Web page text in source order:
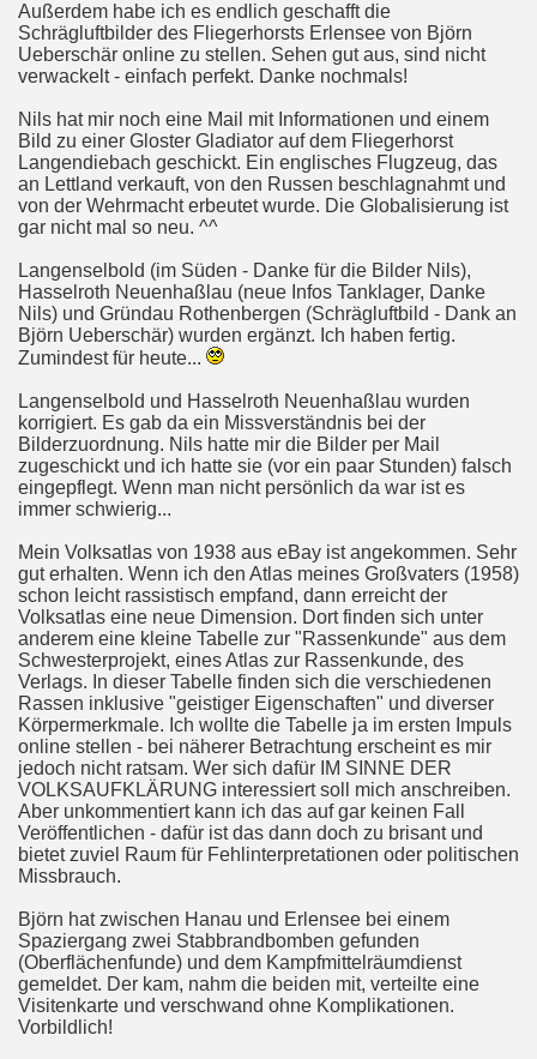
Außerdem habe ich es endlich geschafft die
Schrägluftbilder des Fliegerhorsts Erlensee von Björn
Ueberschär online zu stellen. Sehen gut aus, sind nicht
verwackelt - einfach perfekt. Danke nochmals!
Nils hat mir noch eine Mail mit Informationen und einem
Bild zu einer Gloster Gladiator auf dem Fliegerhorst
Langendiebach geschickt. Ein englisches Flugzeug, das
an Lettland verkauft, von den Russen beschlagnahmt und
von der Wehrmacht erbeutet wurde. Die Globalisierung ist
gar nicht mal so neu. ^^
Langenselbold (im Süden - Danke für die Bilder Nils),
Hasselroth Neuenhaßlau (neue Infos Tanklager, Danke
Nils) und Gründau Rothenbergen (Schrägluftbild - Dank an
Björn Ueberschär) wurden ergänzt. Ich haben fertig.
Zumindest für heute...
Langenselbold und Hasselroth Neuenhaßlau wurden
korrigiert. Es gab da ein Missverständnis bei der
Bilderzuordnung. Nils hatte mir die Bilder per Mail
zugeschickt und ich hatte sie (vor ein paar Stunden) falsch
eingepflegt. Wenn man nicht persönlich da war ist es
immer schwierig...
Mein Volksatlas von 1938 aus eBay ist angekommen. Sehr
gut erhalten. Wenn ich den Atlas meines Großvaters (1958)
schon leicht rassistisch empfand, dann erreicht der
Volksatlas eine neue Dimension. Dort finden sich unter
anderem eine kleine Tabelle zur "Rassenkunde" aus dem
Schwesterprojekt, eines Atlas zur Rassenkunde, des
Verlags. In dieser Tabelle finden sich die verschiedenen
Rassen inklusive "geistiger Eigenschaften" und diverser
Körpermerkmale. Ich wollte die Tabelle ja im ersten Impuls
online stellen - bei näherer Betrachtung erscheint es mir
jedoch nicht ratsam. Wer sich dafür IM SINNE DER
VOLKSAUFKLÄRUNG interessiert soll mich anschreiben.
Aber unkommentiert kann ich das auf gar keinen Fall
Veröffentlichen - dafür ist das dann doch zu brisant und
bietet zuviel Raum für Fehlinterpretationen oder politischen
Missbrauch.
Björn hat zwischen Hanau und Erlensee bei einem
Spaziergang zwei Stabbrandbomben gefunden
(Oberflächenfunde) und dem Kampfmittelräumdienst
gemeldet. Der kam, nahm die beiden mit, verteilte eine
Visitenkarte und verschwand ohne Komplikationen.
Vorbildlich!